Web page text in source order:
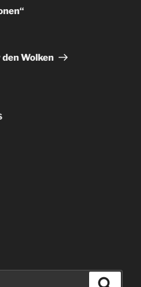
Wolken